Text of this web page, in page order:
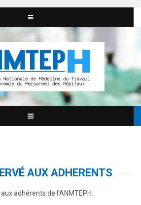
AUX ADHERENTS
adhérents de l'ANMTEPH.